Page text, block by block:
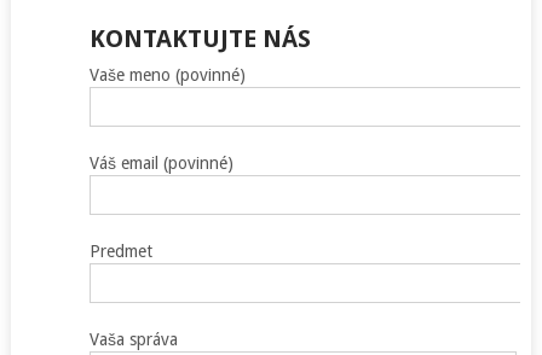
KONTAKTUJTE NÁS
Vaše meno (povinné)
Váš email (povinné)
Predmet
Vaša správa